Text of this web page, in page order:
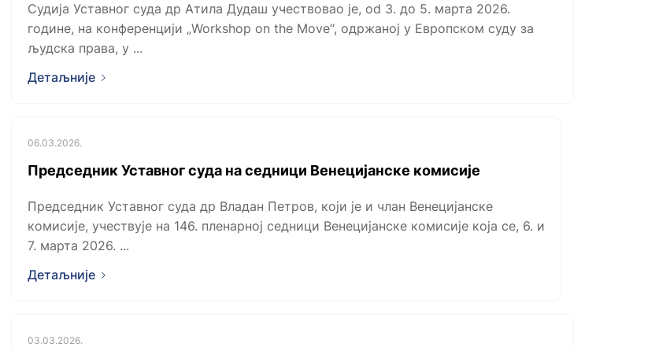
Судија Уставног суда др Атила Дудаш учествовао je, od 3. до 5. марта 2026.
године, на конференцији „Workshop on the Мove“, одржаној у Европском суду за
људска права, у ...
Детаљније
06.03.2026.
Председник Уставног суда на седници Венецијанске комисије
Председник Уставног суда др Владан Петров, који је и члан Венецијанске
комисије, учествује на 146. пленарној седници Венециjaнске комисије која се, 6. и
7. марта 2026. ...
Детаљније
03.03.2026.